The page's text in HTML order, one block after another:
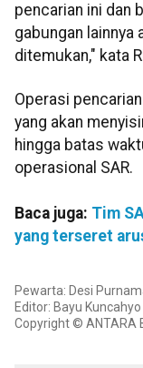
pencarian ini dan
gabungan lainnya
ditemukan," kata
Operasi
yang akan
hingga batas
operasional SAR.
Baca juga: Tim
yang terseret
Pewarta: Desi
Editor: Bayu Kuncahyo
Copyright © ANTARA